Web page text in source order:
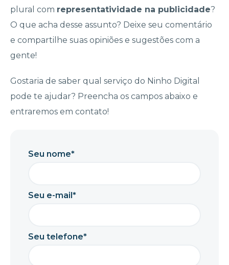
plural com representatividade na publicidade?
O que acha desse assunto? Deixe seu comentário
e compartilhe suas opiniões e sugestões com a
gente!
Gostaria de saber qual serviço do Ninho Digital
pode te ajudar? Preencha os campos abaixo e
entraremos em contato!
Seu nome*
Seu e-mail*
Seu telefone*